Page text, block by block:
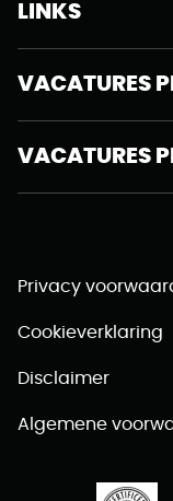
LINKS
VACATURES
VACATURES
Privacy
Cookieverklaring
Disclaimer
Algemene